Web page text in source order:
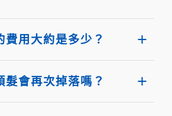
用大約是多少？
會再次掉落嗎？